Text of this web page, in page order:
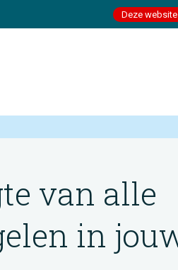
Deze
van alle
in